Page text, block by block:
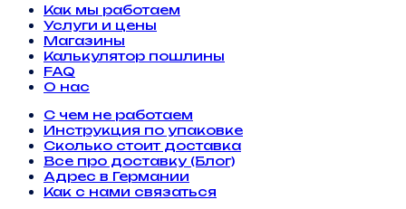
Как мы работаем
Услуги и цены
Магазины
Калькулятор пошлины
FAQ
О нас
С чем не работаем
Инструкция по упаковке
Сколько стоит доставка
Все про доставку (Блог)
Адрес в Германии
Как с нами связаться